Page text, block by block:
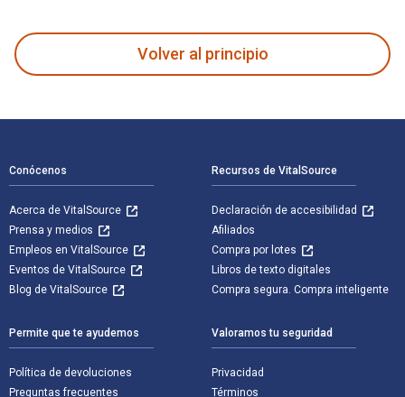
Volver al principio
Conócenos
Acerca de VitalSource
Prensa y medios
Empleos en VitalSource
Eventos de VitalSource
Blog de VitalSource
Recursos de VitalSource
Declaración de accesibilidad
Afiliados
Compra por lotes
Libros de texto digitales
Compra segura. Compra inteligente
Permite que te ayudemos
Política de devoluciones
Preguntas frecuentes
Valoramos tu seguridad
Privacidad
Términos